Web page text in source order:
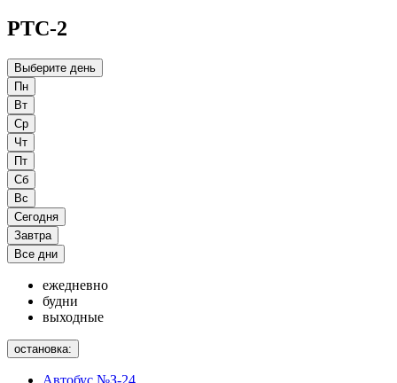
РТС-2
Выберите день
Пн
Вт
Ср
Чт
Пт
Сб
Вс
Сегодня
Завтра
Все дни
ежедневно
будни
выходные
остановка:
Автобус №З-24